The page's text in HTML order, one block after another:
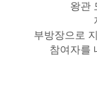
왕관
부방장으로
참여자를